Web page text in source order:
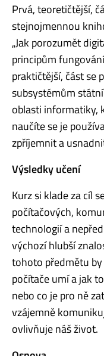
Prvá, teoretičtější,
stejnojmennou
„Jak porozumět
principům
praktičtější, část se
subsystémům
oblasti informatiky,
naučíte se je
zpříjemnit a
Výsledky učení
Kurz si klade za cíl
počítačových,
technologií a
výchozí hlubší
tohoto předmětu
počítače umí a jak
nebo co je pro ně
vzájemně
ovlivňuje náš život.